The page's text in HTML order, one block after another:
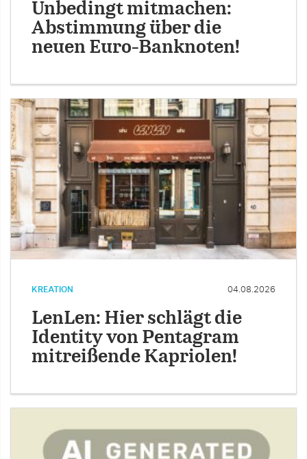
Unbedingt mitmachen:
Abstimmung über die
neuen Euro-Banknoten!
KREATION 04.08.2026
LenLen: Hier schlägt die
Identity von Pentagram
mitreißende Kapriolen!